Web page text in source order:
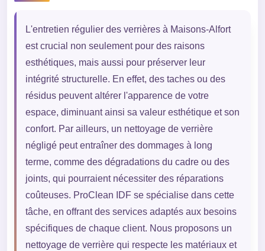
L'entretien régulier des verrières à Maisons-Alfort
est crucial non seulement pour des raisons
esthétiques, mais aussi pour préserver leur
intégrité structurelle. En effet, des taches ou des
résidus peuvent altérer l'apparence de votre
espace, diminuant ainsi sa valeur esthétique et son
confort. Par ailleurs, un nettoyage de verrière
négligé peut entraîner des dommages à long
terme, comme des dégradations du cadre ou des
joints, qui pourraient nécessiter des réparations
coûteuses. ProClean IDF se spécialise dans cette
tâche, en offrant des services adaptés aux besoins
spécifiques de chaque client. Nous proposons un
nettoyage de verrière qui respecte les matériaux et